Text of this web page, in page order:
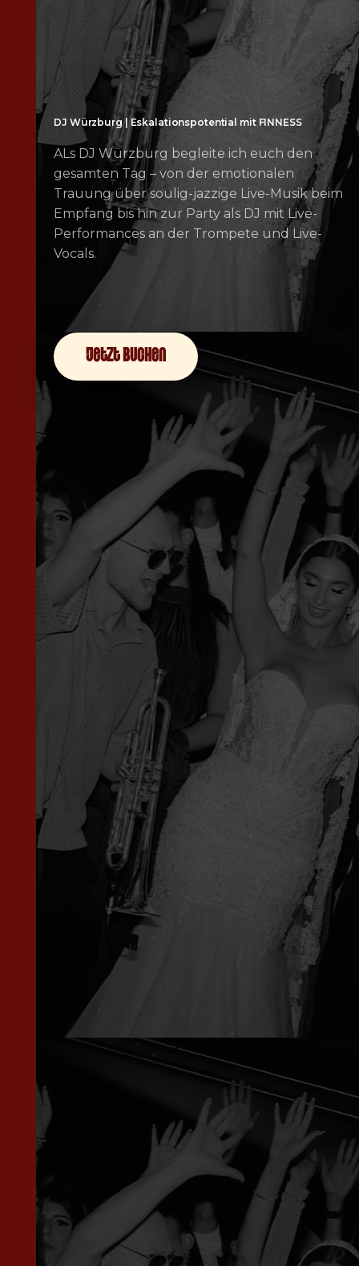
DJ Würzburg | Eskalationspotential mit FINNESS
ALs DJ Würzburg begleite ich euch den
gesamten Tag – von der emotionalen
Trauung über soulig-jazzige Live-Musik beim
Empfang bis hin zur Party als DJ mit Live-
Performances an der Trompete und Live-
Vocals.
jetzt buchen